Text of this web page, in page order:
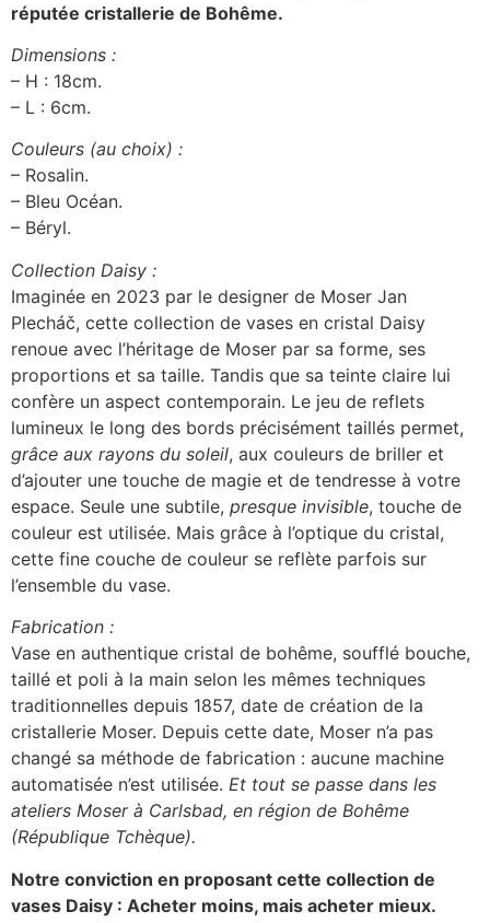
réputée cristallerie de Bohême.
Dimensions :
– H : 18cm.
– L : 6cm.
Couleurs (au choix) :
– Rosalin.
– Bleu Océan.
– Béryl.
Collection Daisy :
Imaginée en 2023 par le designer de Moser Jan
Plecháč, cette collection de vases en cristal Daisy
renoue avec l’héritage de Moser par sa forme, ses
proportions et sa taille. Tandis que sa teinte claire lui
confère un aspect contemporain. Le jeu de reflets
lumineux le long des bords précisément taillés permet,
grâce aux rayons du soleil, aux couleurs de briller et
d’ajouter une touche de magie et de tendresse à votre
espace. Seule une subtile, presque invisible, touche de
couleur est utilisée. Mais grâce à l’optique du cristal,
cette fine couche de couleur se reflète parfois sur
l’ensemble du vase.
Fabrication :
Vase en authentique cristal de bohême, soufflé bouche,
taillé et poli à la main selon les mêmes techniques
traditionnelles depuis 1857, date de création de la
cristallerie Moser. Depuis cette date, Moser n’a pas
changé sa méthode de fabrication : aucune machine
automatisée n’est utilisée. Et tout se passe dans les
ateliers Moser à Carlsbad, en région de Bohême
(République Tchèque).
Notre conviction en proposant cette collection de
vases Daisy : Acheter moins, mais acheter mieux.